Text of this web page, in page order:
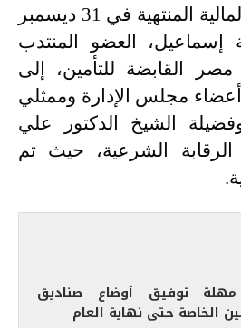
نتائج أعمال السنة المالية المنتهية في 31 ديسمبر
إسماعيل، العضو المنتدب
مصر القابضة للتأمين، إلى
مجلس الإدارة وممثلي
وفضيلة الشيخ الدكتور علي
الشرعية، حيث تم
.
توفيق أوضاع صناديق
الخاصة حتى نهاية العام